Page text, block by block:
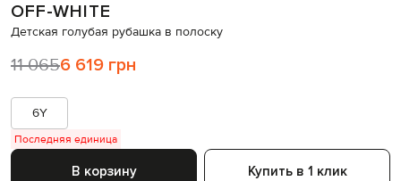
OFF-WHITE
Детская голубая рубашка в полоску
11 0656 619 грн
6Y
Последняя единица
В корзину Купить в 1 клик